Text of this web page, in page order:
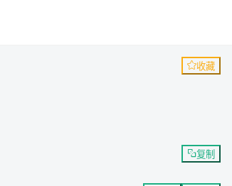
收藏
复制